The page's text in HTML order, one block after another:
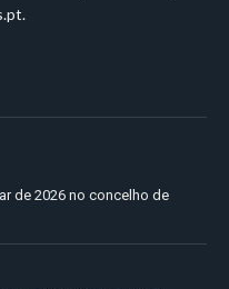
.
de 2026 no concelho de